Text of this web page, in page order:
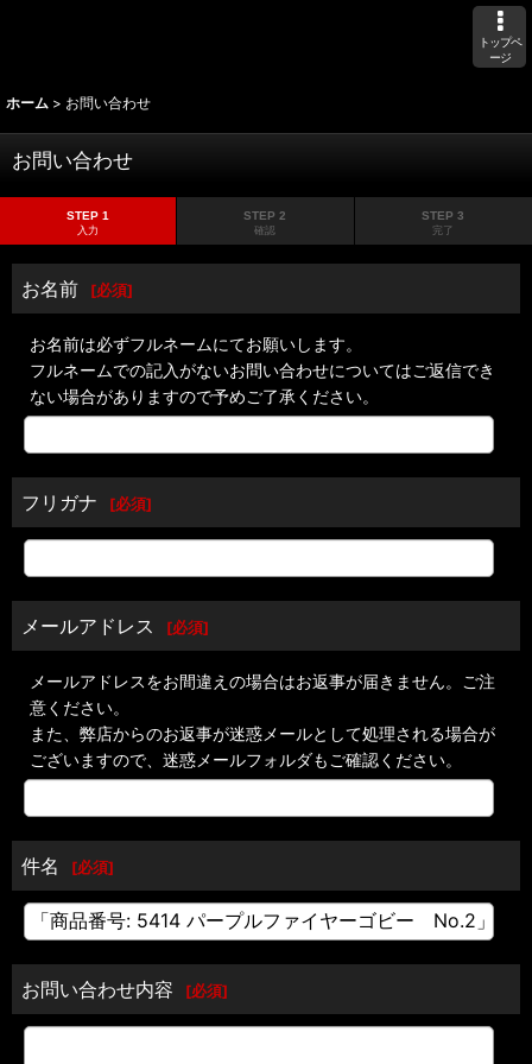
トップペ
ージ
ホーム > お問い合わせ
お問い合わせ
STEP 1
入力
STEP 2
確認
STEP 3
完了
お名前 [必須]
お名前は必ずフルネームにてお願いします。
フルネームでの記入がないお問い合わせについてはご返信でき
ない場合がありますので予めご了承ください。
フリガナ [必須]
メールアドレス [必須]
メールアドレスをお間違えの場合はお返事が届きません。ご注
意ください。
また、弊店からのお返事が迷惑メールとして処理される場合が
ございますので、迷惑メールフォルダもご確認ください。
件名 [必須]
お問い合わせ内容 [必須]